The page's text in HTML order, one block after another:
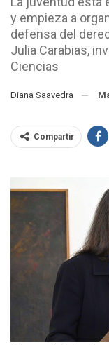
y empieza a
defensa del
Julia Carabias,
Ciencias
Diana Saavedra
Compartir